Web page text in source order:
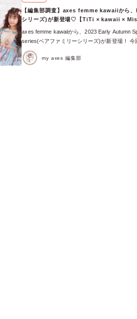
【編集部調査】axes femme kawaiiから
シリーズ)が新登場♡【TiTi × kawaii ×
axes femme kawaiiから、2023 Early Autumn
series(ベアファミリーシリーズ)が新登場！ 今
ウス・スカート・バレッタ・ネックレス2型・
スされます♪ そしてなんと今回は！ フェイク
my axes 編集部